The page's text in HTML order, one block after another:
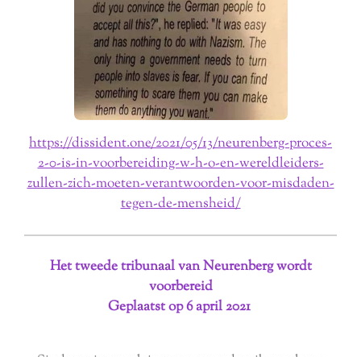
https://dissident.one/2021/05/13/neurenberg-proces-
2-0-is-in-voorbereiding-w-h-o-en-wereldleiders-
zullen-zich-moeten-verantwoorden-voor-misdaden-
tegen-de-mensheid/
Het tweede tribunaal van Neurenberg wordt
voorbereid
Geplaatst op 6 april 2021